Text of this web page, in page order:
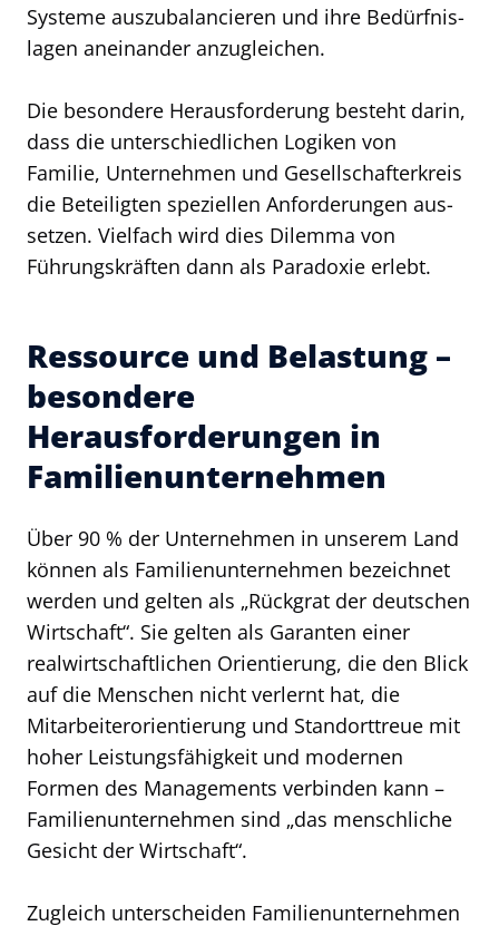
Systeme aus­zu­ba­lan­cieren und ihre Be­dürfnis­
lagen aneinander an­zu­gleichen.
Die besondere Herausforderung besteht darin,
dass die unterschiedlichen Logiken von
Familie, Unternehmen und Ge­sell­schaf­ter­kreis
die Be­teiligten speziellen An­for­der­ungen aus­
setzen. Viel­fach wird dies Di­lem­ma von
Führungs­kräften dann als Pa­ra­do­xie er­lebt.
Ressource und Belastung –
besondere
Herausforderungen in
Familienunternehmen
Über 90 % der Unternehmen in unserem Land
können als Familienunternehmen bezeichnet
werden und gelten als „Rückgrat der deutschen
Wirtschaft“. Sie gelten als Garanten einer
realwirtschaftlichen Orientierung, die den Blick
auf die Menschen nicht verlernt hat, die
Mitarbeiterorientierung und Standorttreue mit
hoher Leistungsfähigkeit und modernen
Formen des Managements verbinden kann –
Familienunternehmen sind „das menschliche
Gesicht der Wirtschaft“.
Zugleich unterscheiden Familienunternehmen